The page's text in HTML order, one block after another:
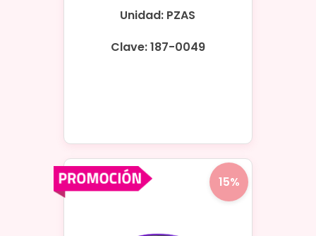
Unidad: PZAS
Clave: 187-0049
15%